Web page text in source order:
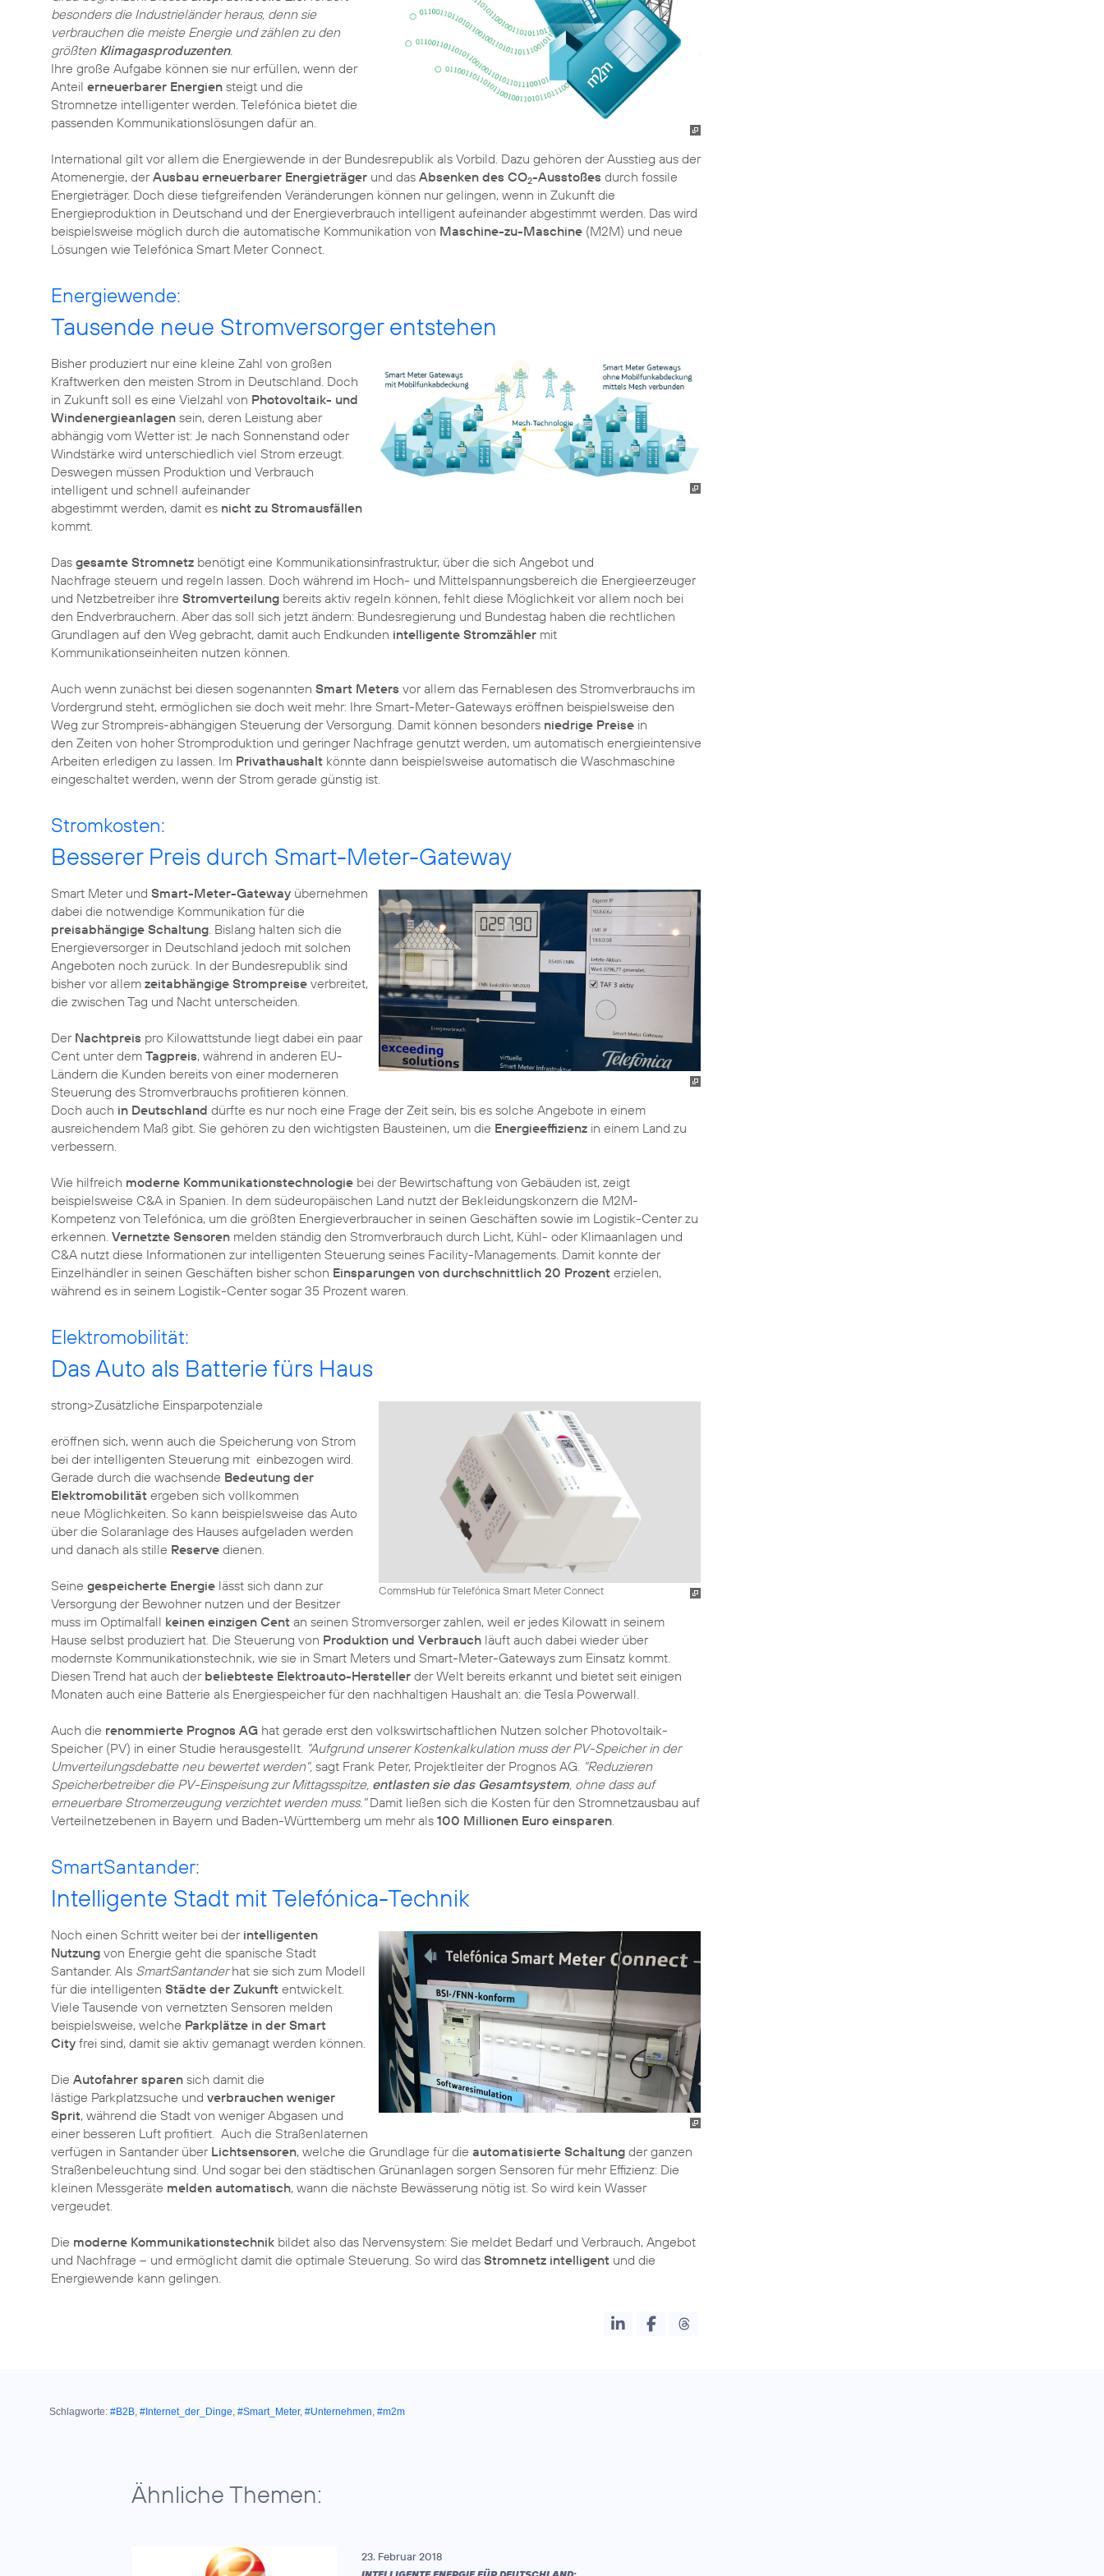
besonders die Industrieländer heraus, denn sie
verbrauchen die meiste Energie und zählen zu den
größten Klimagasproduzenten.
Ihre große Aufgabe können sie nur erfüllen, wenn der
Anteil erneuerbarer Energien steigt und die
Stromnetze intelligenter werden. Telefónica bietet die
passenden Kommunikationslösungen dafür an.
International gilt vor allem die Energiewende in der Bundesrepublik als Vorbild. Dazu gehören der Ausstieg aus der
Atomenergie, derAusbau erneuerbarer Energieträger und das Absenken des CO2-Ausstoßes durch fossile
Energieträger. Doch diese tiefgreifenden Veränderungen können nur gelingen, wenn in Zukunft die
Energieproduktion in Deutschand und der Energieverbrauch intelligent aufeinander abgestimmt werden. Das wird
beispielsweise möglich durch die automatische Kommunikation von Maschine-zu-Maschine (M2M) und neue
Lösungen wie Telefónica Smart Meter Connect.
Energiewende:
Tausende neue Stromversorger entstehen
Bisher produziert nur eine kleine Zahl von großen
Kraftwerken den meisten Strom in Deutschland. Doch
in Zukunft soll es eine Vielzahl von Photovoltaik- und
Windenergieanlagen sein, deren Leistung aber
abhängig vom Wetter ist: Je nach Sonnenstand oder
Windstärke wird unterschiedlich viel Strom erzeugt.
Deswegen müssen Produktion und Verbrauch
intelligent und schnell aufeinander
abgestimmt werden, damit es nicht zu Stromausfällen
kommt.
Das gesamte Stromnetz benötigt eine Kommunikationsinfrastruktur, über die sich Angebot und
Nachfrage steuern und regeln lassen. Doch während im Hoch- und Mittelspannungsbereich die Energieerzeuger
und Netzbetreiber ihre Stromverteilung bereits aktiv regeln können, fehlt diese Möglichkeit vor allem noch bei
den Endverbrauchern. Aber das soll sich jetzt ändern: Bundesregierung und Bundestag haben die rechtlichen
Grundlagen auf den Weg gebracht, damit auch Endkunden intelligente Stromzähler mit
Kommunikationseinheiten nutzen können.
Auch wenn zunächst bei diesen sogenannten Smart Meters vor allem das Fernablesen des Stromverbrauchs im
Vordergrund steht, ermöglichen sie doch weit mehr: Ihre Smart-Meter-Gateways eröffnen beispielsweise den
Weg zur Strompreis-abhängigen Steuerung der Versorgung. Damit können besonders niedrige Preise in
den Zeiten von hoher Stromproduktion und geringer Nachfrage genutzt werden, um automatisch energieintensive
Arbeiten erledigen zu lassen. Im Privathaushalt könnte dann beispielsweise automatisch die Waschmaschine
eingeschaltet werden, wenn der Strom gerade günstig ist.
Stromkosten:
Besserer Preis durch Smart-Meter-Gateway
Smart Meter und Smart-Meter-Gateway übernehmen
dabei die notwendige Kommunikation für die
preisabhängige Schaltung. Bislang halten sich die
Energieversorger in Deutschland jedoch mit solchen
Angeboten noch zurück. In der Bundesrepublik sind
bisher vor allem zeitabhängige Strompreise verbreitet,
die zwischen Tag und Nacht unterscheiden.
Der Nachtpreis pro Kilowattstunde liegt dabei ein paar
Cent unter dem Tagpreis, während in anderen EU-
Ländern die Kunden bereits von einer moderneren
Steuerung des Stromverbrauchs profitieren können.
Doch auch in Deutschland dürfte es nur noch eine Frage der Zeit sein, bis es solche Angebote in einem
ausreichendem Maß gibt. Sie gehören zu den wichtigsten Bausteinen, um die Energieeffizienz in einem Land zu
verbessern.
Wie hilfreich moderne Kommunikationstechnologie bei der Bewirtschaftung von Gebäuden ist, zeigt
beispielsweise C&A in Spanien. In dem südeuropäischen Land nutzt der Bekleidungskonzern die M2M-
Kompetenz von Telefónica, um die größten Energieverbraucher in seinen Geschäften sowie im Logistik-Center zu
erkennen. Vernetzte Sensoren melden ständig den Stromverbrauch durch Licht, Kühl- oder Klimaanlagen und
C&A nutzt diese Informationen zur intelligenten Steuerung seines Facility-Managements. Damit konnte der
Einzelhändler in seinen Geschäften bisher schon Einsparungen von durchschnittlich 20 Prozent erzielen,
während es in seinem Logistik-Center sogar 35 Prozent waren.
Elektromobilität:
Das Auto als Batterie fürs Haus
CommsHub für Telefónica Smart Meter Connect
strong>Zusätzliche Einsparpotenziale
eröffnen sich, wenn auch die Speicherung von Strom
bei der intelligenten Steuerung mit einbezogen wird.
Gerade durch die wachsende Bedeutung der
Elektromobilität ergeben sich vollkommen
neue Möglichkeiten. So kann beispielsweise das Auto
über die Solaranlage des Hauses aufgeladen werden
und danach als stille Reserve dienen.
Seine gespeicherte Energie lässt sich dann zur
Versorgung der Bewohner nutzen und der Besitzer
muss im Optimalfall keinen einzigen Cent an seinen Stromversorger zahlen, weil er jedes Kilowatt in seinem
Hause selbst produziert hat. Die Steuerung von Produktion und Verbrauch läuft auch dabei wieder über
modernste Kommunikationstechnik, wie sie in Smart Meters und Smart-Meter-Gateways zum Einsatz kommt.
Diesen Trend hat auch der beliebteste Elektroauto-Hersteller der Welt bereits erkannt und bietet seit einigen
Monaten auch eine Batterie als Energiespeicher für den nachhaltigen Haushalt an: die Tesla Powerwall.
Auch die renommierte Prognos AG hat gerade erst den volkswirtschaftlichen Nutzen solcher Photovoltaik-
Speicher (PV) in einer Studie herausgestellt. "Aufgrund unserer Kostenkalkulation muss der PV-Speicher in der
Umverteilungsdebatte neu bewertet werden", sagt Frank Peter, Projektleiter der Prognos AG. "Reduzieren
Speicherbetreiber die PV-Einspeisung zur Mittagsspitze, entlasten sie das Gesamtsystem, ohne dass auf
erneuerbare Stromerzeugung verzichtet werden muss."Damit ließen sich die Kosten für den Stromnetzausbau auf
Verteilnetzebenen in Bayern und Baden-Württemberg um mehr als 100 Millionen Euro einsparen.
SmartSantander:
Intelligente Stadt mit Telefónica-Technik
Noch einen Schritt weiter bei der intelligenten
Nutzung von Energie geht die spanische Stadt
Santander. Als SmartSantanderhat sie sich zum Modell
für die intelligenten Städte der Zukunft entwickelt.
Viele Tausende von vernetzten Sensoren melden
beispielsweise, welche Parkplätze in der Smart
City frei sind, damit sie aktiv gemanagt werden können.
Die Autofahrer sparen sich damit die
lästige Parkplatzsuche und verbrauchen weniger
Sprit, während die Stadt von weniger Abgasen und
einer besseren Luft profitiert. Auch die Straßenlaternen
verfügen in Santander über Lichtsensoren, welche die Grundlage für die automatisierte Schaltung der ganzen
Straßenbeleuchtung sind. Und sogar bei den städtischen Grünanlagen sorgen Sensoren für mehr Effizienz: Die
kleinen Messgeräte melden automatisch, wann die nächste Bewässerung nötig ist. So wird kein Wasser
vergeudet.
Die moderne Kommunikationstechnik bildet also das Nervensystem: Sie meldet Bedarf und Verbrauch, Angebot
und Nachfrage – und ermöglicht damit die optimale Steuerung. So wird das Stromnetz intelligent und die
Energiewende kann gelingen.
Schlagworte: #B2B, #Internet_der_Dinge, #Smart_Meter, #Unternehmen, #m2m
Ähnliche Themen:
23. Februar 2018